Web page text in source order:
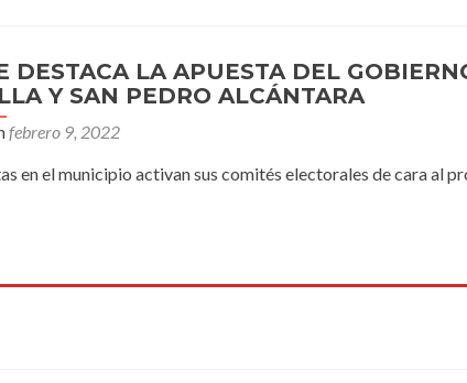
DESTACA LA APUESTA DEL
Y SAN PEDRO ALCÁNTARA
febrero 9, 2022
en el municipio activan sus comités electorales de cara al